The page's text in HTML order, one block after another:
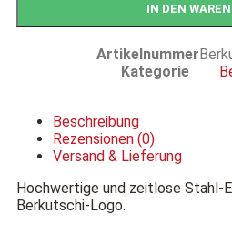
IN DEN
Artikelnummer
Kategorie
Beschreibung
Rezensionen (0)
Versand & Lieferung
Hochwertige und zeitlose Stahl-
Berkutschi-Logo.